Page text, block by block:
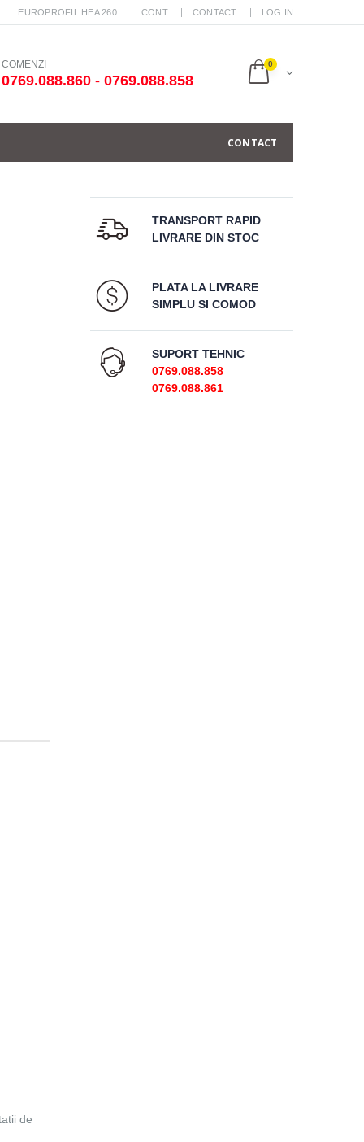
EUROPROFIL HEA 260 CONT CONTACT LOG IN
COMENZI
0769.088.860 - 0769.088.858
0
CONTACT
de
TRANSPORT RAPID
LIVRARE DIN STOC
PLATA LA LIVRARE
SIMPLU SI COMOD
SUPORT TEHNIC
0769.088.858
0769.088.861